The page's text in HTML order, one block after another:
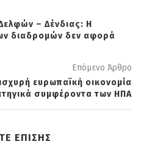
– Δένδιας: Η
διαδρομών δεν αφορά
Επόμενο Άρθρο
ευρωπαϊκή οικονομία
συμφέροντα των ΗΠΑ
ΕΠΙΣΗΣ